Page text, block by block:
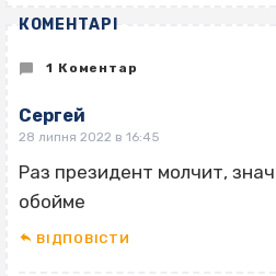
КОМЕНТАРІ
1 Коментар
Сергей
28 липня 2022 в 16:45
Раз президент молчит,
обойме
ВІДПОВІCТИ